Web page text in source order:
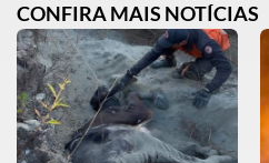
CONFIRA MAIS NOTÍCIAS